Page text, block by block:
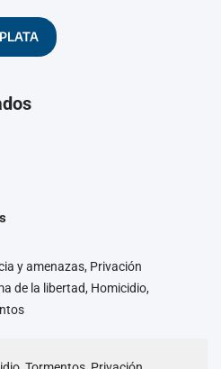
y amenazas, Privación
de la libertad, Homicidio,